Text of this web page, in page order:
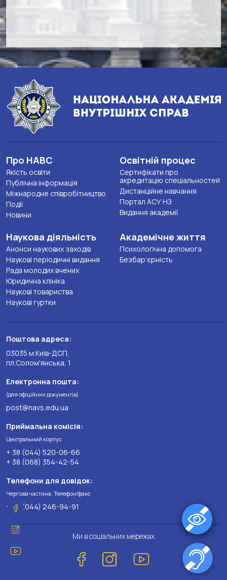
Про НАВС
Якість освіти
Публічна інформація
Міжнародне співробітництво
Події
Новини
Освітній процес
Сертифікати про
акредитацію спеціальностей
Дистанційне навчання
Портал АСУ НЗ
Видання академії
Наукова діяльність
Анонси наукових заходів
Наукові періодичні видання
Рада молодих вчених
Юридична клініка
Наукові товариства
Наукові гуртки
Академічне життя
Психологічна допомога
Безбар’єрність
Поштова адреса:
03035 м.Київ-ДСП,
пл.Солом'янська, 1
Електронна пошта:
(для офіційних документів)
post@navs.edu.ua
Приймальна комісія:
Центральний корпус
+ 38 (044) 520-06-66
+ 38 (068) 354-42-54
Телефони для довідок:
Чергова частина. Телефон/факс
+ 38 (044) 246-94-91
Ми в соціальних мережах